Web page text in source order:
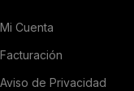
Mi Cuenta
Facturación
Aviso de Privacidad